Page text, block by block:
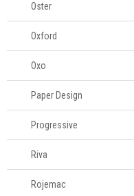
Oster
Oxford
Oxo
Paper Design
Progressive
Riva
Rojemac